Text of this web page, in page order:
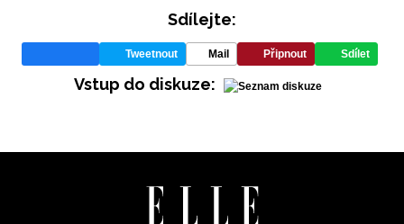
Sdílejte:
Tweetnout Mail Připnout Sdílet
Vstup do diskuze: